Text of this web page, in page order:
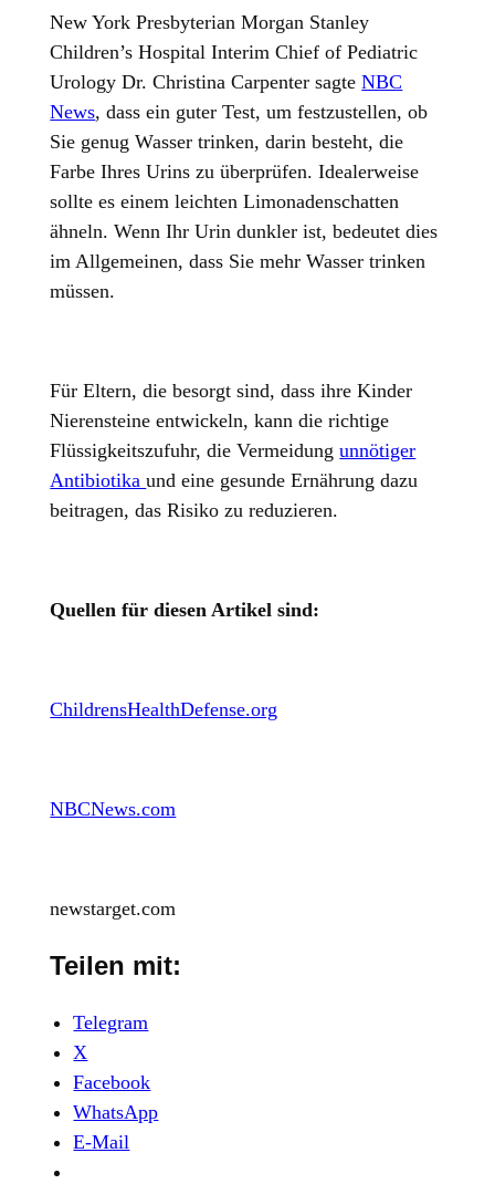
New York Presbyterian Morgan Stanley
Children’s Hospital Interim Chief of Pediatric
Urology Dr. Christina Carpenter sagteNBC
News, dass ein guter Test, um festzustellen, ob
Sie genug Wasser trinken, darin besteht, die
Farbe Ihres Urins zu überprüfen. Idealerweise
sollte es einem leichten Limonadenschatten
ähneln. Wenn Ihr Urin dunkler ist, bedeutet dies
im Allgemeinen, dass Sie mehr Wasser trinken
müssen.
Für Eltern, die besorgt sind, dass ihre Kinder
Nierensteine entwickeln, kann die richtige
Flüssigkeitszufuhr, die Vermeidungunnötiger
Antibiotikaund eine gesunde Ernährung dazu
beitragen, das Risiko zu reduzieren.
Quellen für diesen Artikel sind:
ChildrensHealthDefense.org
NBCNews.com
newstarget.com
Teilen mit:
Telegram
X
Facebook
WhatsApp
E-Mail